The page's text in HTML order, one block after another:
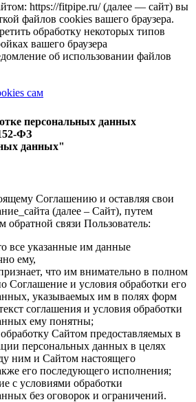
https://fitpipe.ru/ (далее — сайт) вы
файлов cookies вашего браузера.
обработку некоторых типов
вашего браузера
об использовании файлов
сам
персональных данных
ФЗ
данных"
Соглашению и оставляя свои
(далее – Сайт), путем
обратной связи Пользователь:
все указанные им данные
ему,
что им внимательно в полном
Соглашение и условия обработки его
указываемых им в полях форм
соглашения и условия обработки
ему понятны;
обработку Сайтом предоставляемых в
персональных данных в целях
ним и Сайтом настоящего
его последующего исполнения;
с условиями обработки
без оговорок и ограничений.